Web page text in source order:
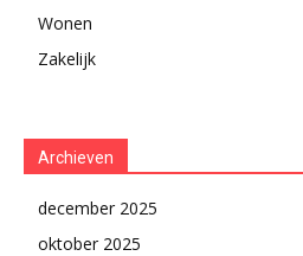
Wonen
Zakelijk
Archieven
december 2025
oktober 2025